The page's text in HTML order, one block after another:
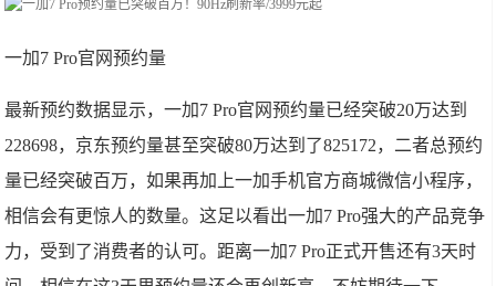
一加7 Pro官网预约量
最新预约数据显示，一加7 Pro官网预约量已经突破20万达到
228698，京东预约量甚至突破80万达到了825172，二者总预约
量已经突破百万，如果再加上一加手机官方商城微信小程序，
相信会有更惊人的数量。这足以看出一加7 Pro强大的产品竞争
力，受到了消费者的认可。距离一加7 Pro正式开售还有3天时